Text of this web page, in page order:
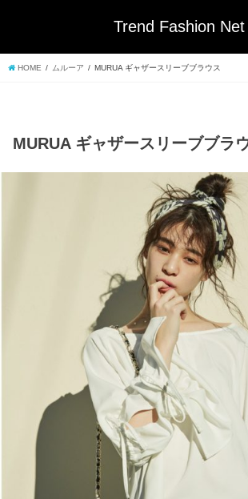
Trend Fashion Net
HOME ムルーア MURUA ギャザースリーブブラウス
MURUA ギャザースリーブブラ